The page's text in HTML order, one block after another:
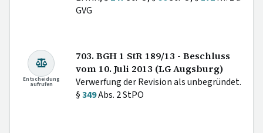
GVG
Entscheidung
aufrufen
703. BGH 1 StR 189/13 - Beschluss
vom 10. Juli 2013 (LG Augsburg)
Verwerfung der Revision als unbegründet.
§349Abs. 2 StPO